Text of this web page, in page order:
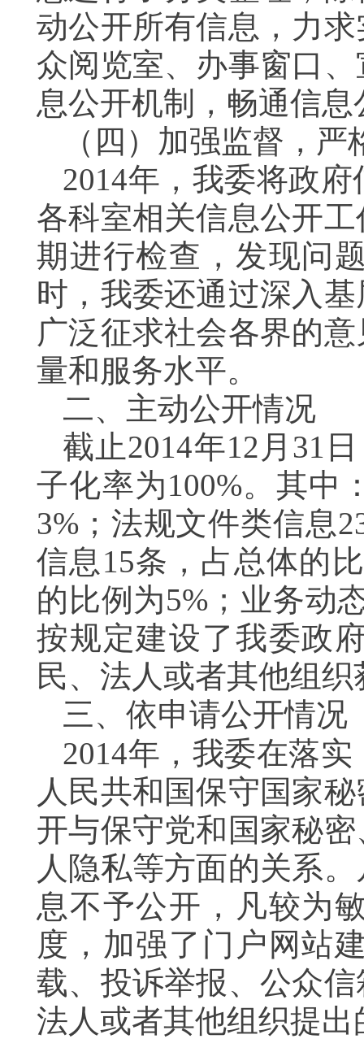
动公开所有信息，力
众阅览室、办事窗口
息公开机制，畅通信
（四）加强监督，严
2014年，我委将政
各科室相关信息公开
期进行检查，发现问
时，我委还通过深入
广泛征求社会各界的
量和服务水平。
二、主动公开情况
截止2014年12 月 31
子化率为100%。其中
3% ；法规文件类信息
信息15条，占总体的
的比例为5% ；业务动
按规定建设了我委政
民、法人或者其他组
三、依申请公开情况
2014年，我委在落
人民共和国保守国家
开与保守党和国家秘
人隐私等方面的关系
息不予公开，凡较为
度，加强了门户网站
载、投诉举报、公众
法人或者其他组织提